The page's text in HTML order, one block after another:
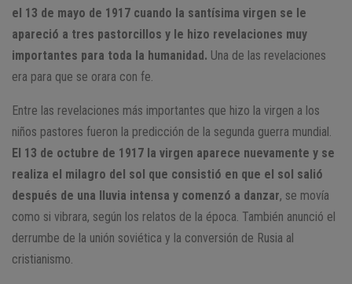
el 13 de mayo de 1917 cuando la santísima virgen se le
apareció a tres pastorcillos y le hizo revelaciones muy
importantes para toda la humanidad. Una de las revelaciones
era para que se orara con fe.
Entre las revelaciones más importantes que hizo la virgen a los
niños pastores fueron la predicción de la segunda guerra mundial.
El 13 de octubre de 1917 la virgen aparece nuevamente y se
realiza el milagro del sol que consistió en que el sol salió
después de una lluvia intensa y comenzó a danzar, se movía
como si vibrara, según los relatos de la época. También anunció el
derrumbe de la unión soviética y la conversión de Rusia al
cristianismo.